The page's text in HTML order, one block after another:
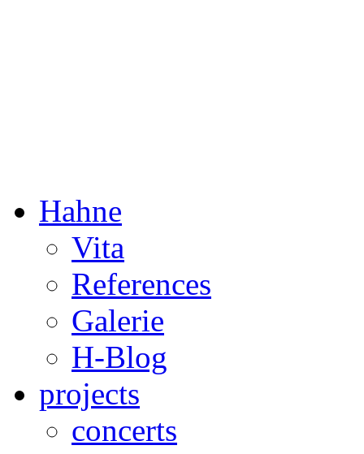
Hahne
Vita
References
Galerie
H-Blog
projects
concerts